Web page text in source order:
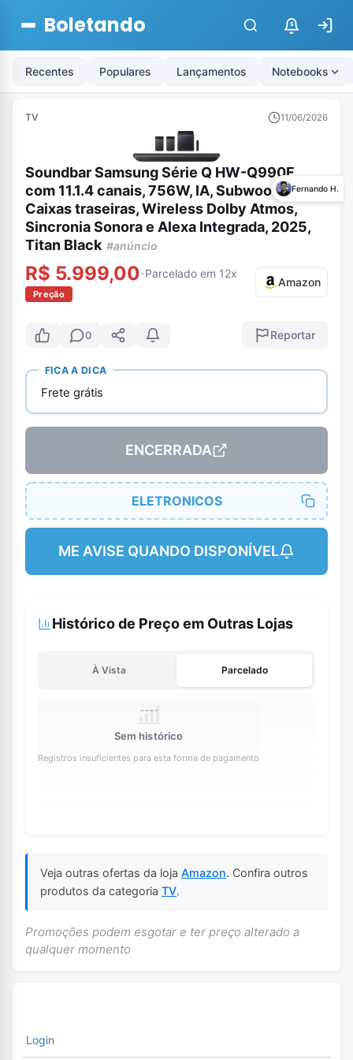
Boletando $
Recentes Populares Lançamentos Notebooks
TV 11/06/2026
Fernando H.
Soundbar Samsung Série Q HW-Q990F,
com 11.1.4 canais, 756W, IA, Subwoofer e
Caixas traseiras, Wireless Dolby Atmos,
Sincronia Sonora e Alexa Integrada, 2025,
Titan Black #anúncio
R$ 5.999,00-Parcelado em 12x
Preção
Amazon
0 Reportar
FICA A DICA
Frete grátis
ENCERRADA
ELETRONICOS
ME AVISE QUANDO DISPONÍVEL
Histórico de Preço em Outras Lojas
À Vista Parcelado
Sem histórico
Registros insuficientes para esta forma de pagamento
Veja outras ofertas da loja Amazon. Confira outros
produtos da categoria TV.
Promoções podem esgotar e ter preço alterado a
qualquer momento
Login